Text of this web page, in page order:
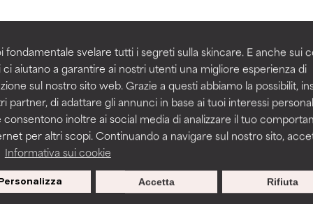
fondamentale svelare tutti i segreti sulla skincare. E anche sui
ci aiutano a garantire ai nostri utenti una migliore esperienza di
sul nostro sito web. Grazie a questi abbiamo la possibilit,
partner, di adattare gli annunci in base ai tuoi interessi
consentono inoltre ai social media di analizzare il tuo
per altri scopi. Continuando a navigare sul nostro sito,
Informativa sui cookie
Rifiuta
Accetta
BACK TO SEARCH
to assess ingredients in this dictionary. Regulations
irritante, ma può presentare problemi per come appare
problemi di altro tipo che ne limitano l'utilità.
Il rischio aumenta se combinato con altri ingredienti
irritante, ma può presentare problemi per come appare
problemi di altro tipo che ne limitano l'utilità.
Il rischio aumenta se combinato con altri ingredienti